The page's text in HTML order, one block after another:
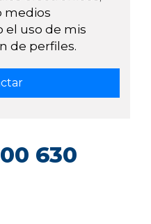
medios
el uso de mis
de perfiles.
630